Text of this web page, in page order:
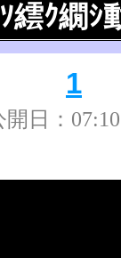
繧ｸ繝ｼ
1
日：